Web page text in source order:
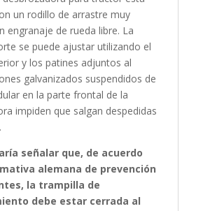
un rodillo de arrastre muy
engranaje de rueda libre. La
se puede ajustar utilizando el
y los patines adjuntos al
galvanizados suspendidos de
en la parte frontal de la
impiden que salgan despedidas
señalar que, de acuerdo
alemana de prevención
la trampilla de
debe estar cerrada al